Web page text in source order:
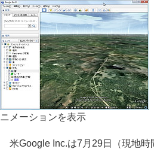
ニメーションを表示
米Google Inc.は7月29日（現地時